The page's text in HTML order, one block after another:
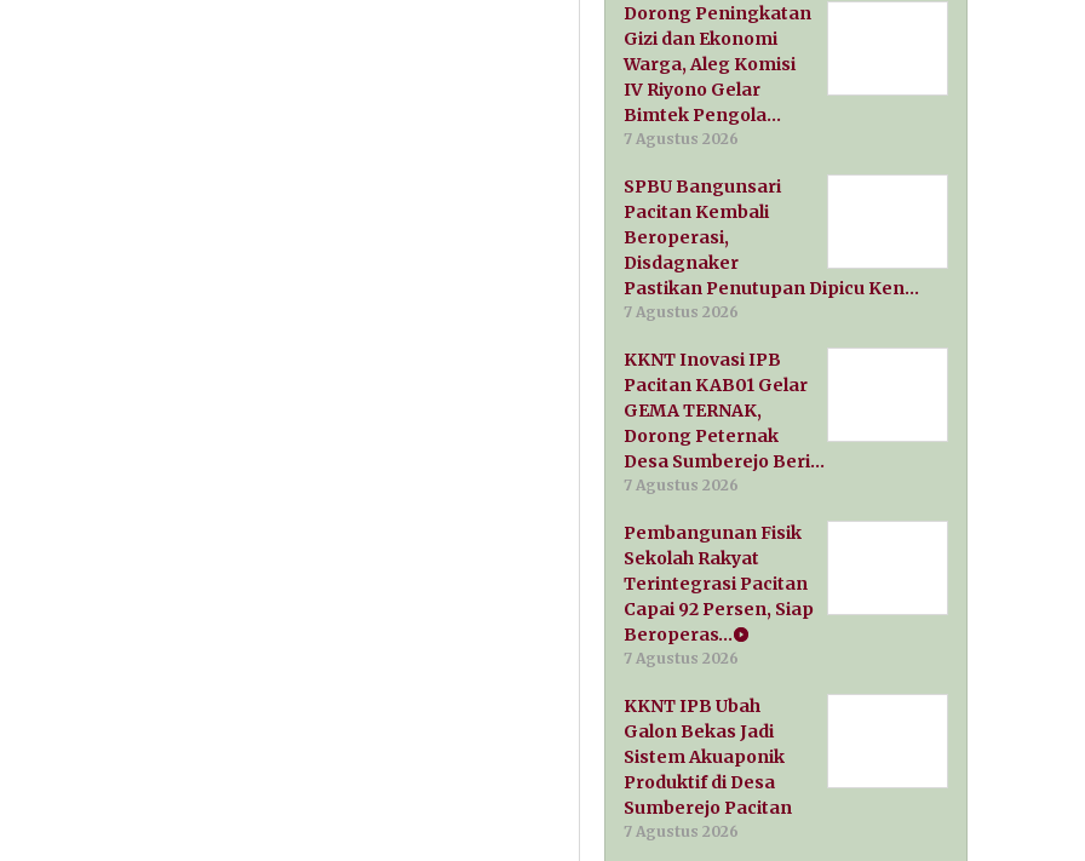
Dorong Peningkatan
Gizi dan Ekonomi
Warga, Aleg Komisi
IV Riyono Gelar
Bimtek Pengola…
7 Agustus 2026
SPBU Bangunsari
Pacitan Kembali
Beroperasi,
Disdagnaker
Pastikan Penutupan Dipicu Ken…
7 Agustus 2026
KKNT Inovasi IPB
Pacitan KAB01 Gelar
GEMA TERNAK,
Dorong Peternak
Desa Sumberejo Beri…
7 Agustus 2026
Pembangunan Fisik
Sekolah Rakyat
Terintegrasi Pacitan
Capai 92 Persen, Siap
Beroperas…
7 Agustus 2026
KKNT IPB Ubah
Galon Bekas Jadi
Sistem Akuaponik
Produktif di Desa
Sumberejo Pacitan
7 Agustus 2026